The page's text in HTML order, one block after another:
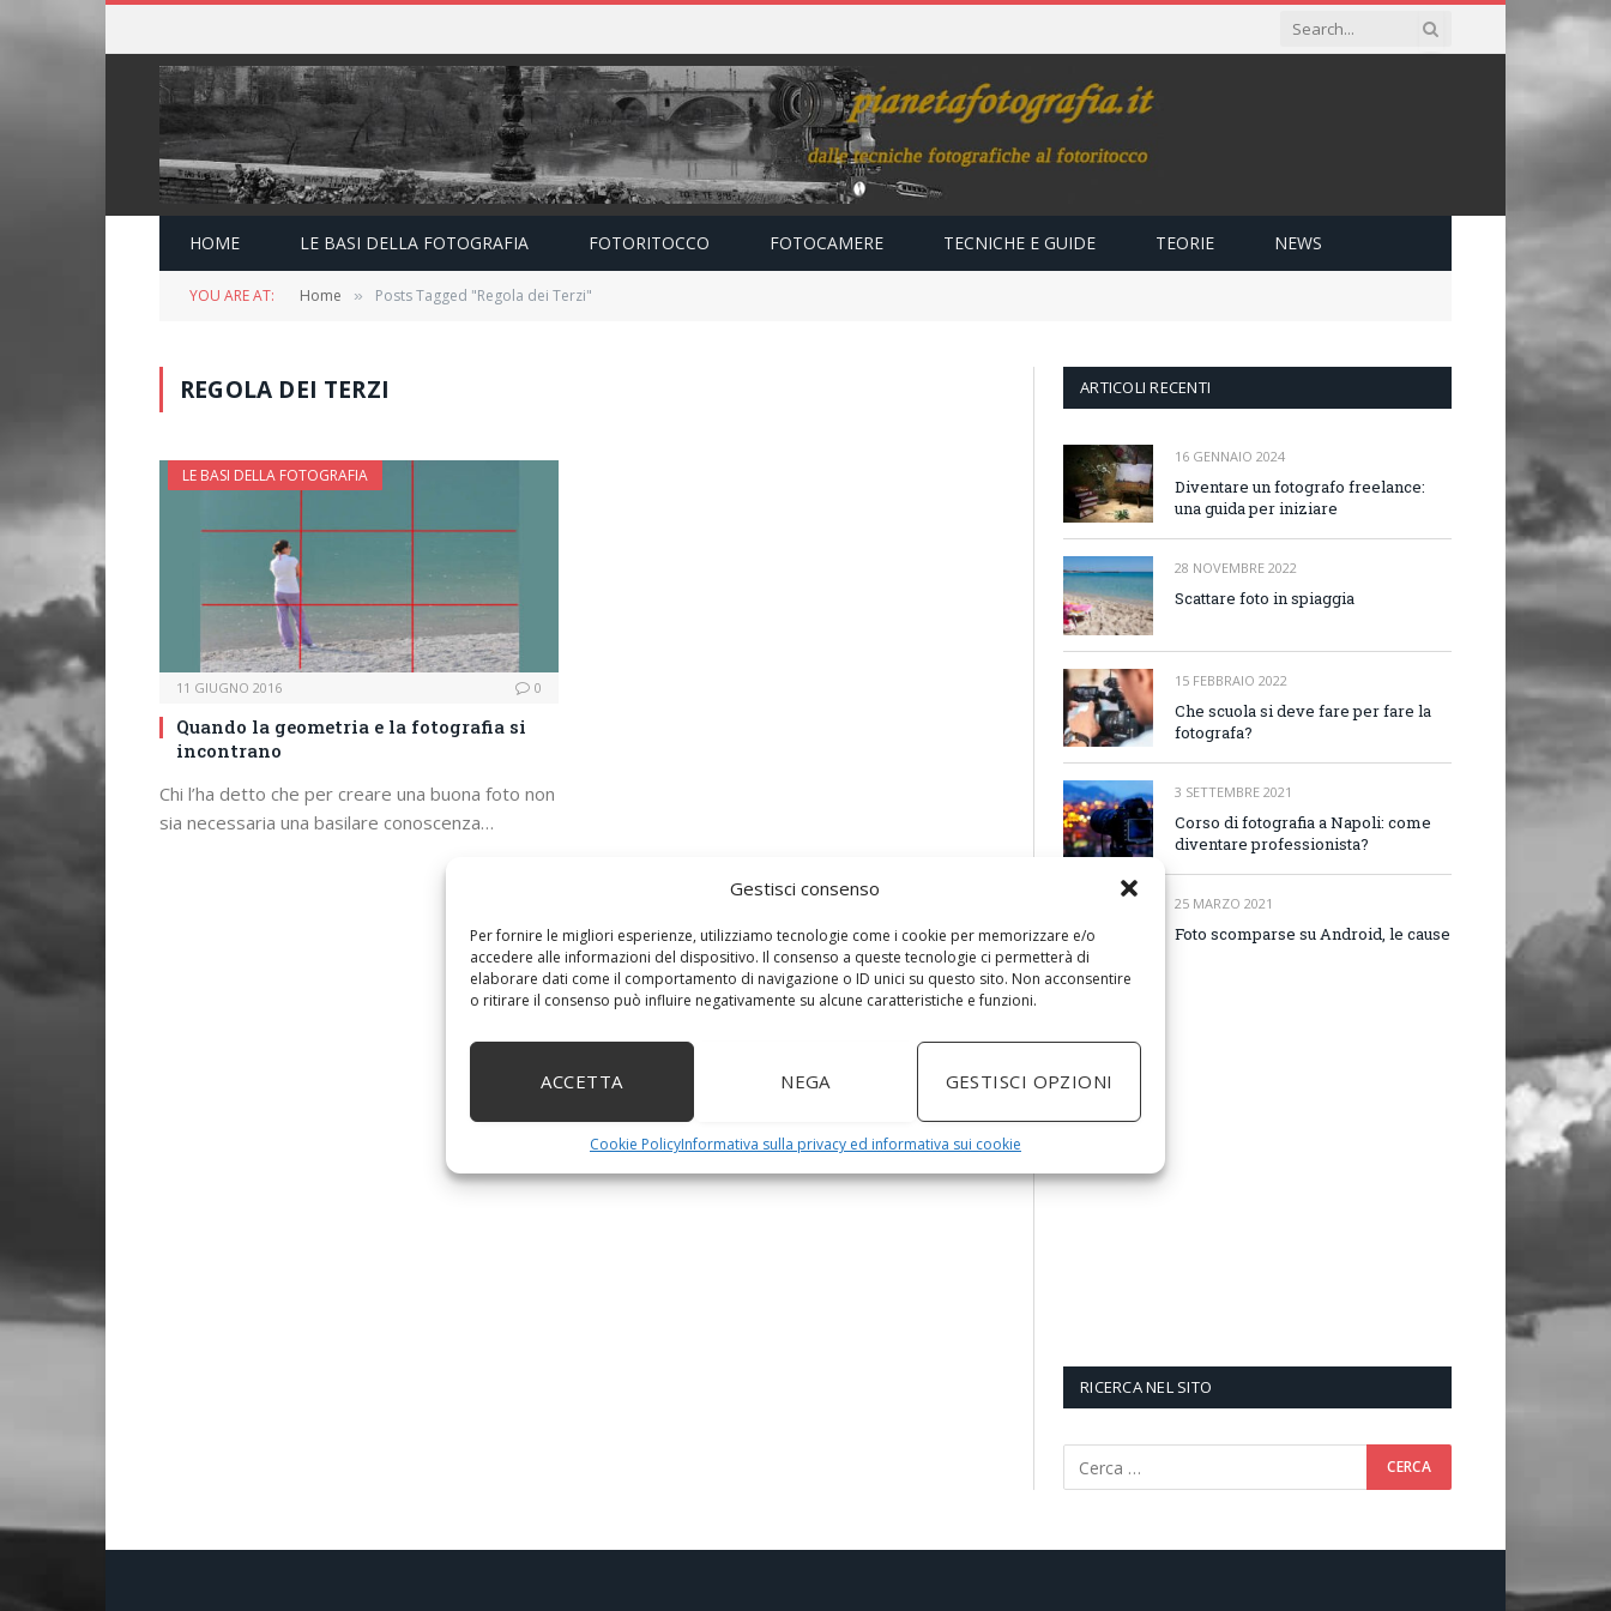
Gestisci consenso
Per fornire le migliori esperienze, utilizziamo tecnologie come i cookie per memorizzare e/o
accedere alle informazioni del dispositivo. Il consenso a queste tecnologie ci permetterà di
elaborare dati come il comportamento di navigazione o ID unici su questo sito. Non acconsentire
o ritirare il consenso può influire negativamente su alcune caratteristiche e funzioni.
ACCETTA NEGA GESTISCI OPZIONI
Cookie PolicyInformativa sulla privacy ed informativa sui cookie
HOME LE BASI DELLA FOTOGRAFIA FOTORITOCCO FOTOCAMERE TECNICHE E GUIDE TEORIE NEWS
YOU ARE AT: Home » Posts Tagged "Regola dei Terzi"
REGOLA DEI TERZI
LE BASI DELLA FOTOGRAFIA
11 GIUGNO 2016 0
Quando la geometria e la fotografia si
incontrano
Chi l’ha detto che per creare una buona foto non
sia necessaria una basilare conoscenza…
ARTICOLI RECENTI
16 GENNAIO 2024
Diventare un fotografo freelance:
una guida per iniziare
28 NOVEMBRE 2022
Scattare foto in spiaggia
15 FEBBRAIO 2022
Che scuola si deve fare per fare la
fotografa?
3 SETTEMBRE 2021
Corso di fotografia a Napoli: come
diventare professionista?
25 MARZO 2021
Foto scomparse su Android, le cause
RICERCA NEL SITO